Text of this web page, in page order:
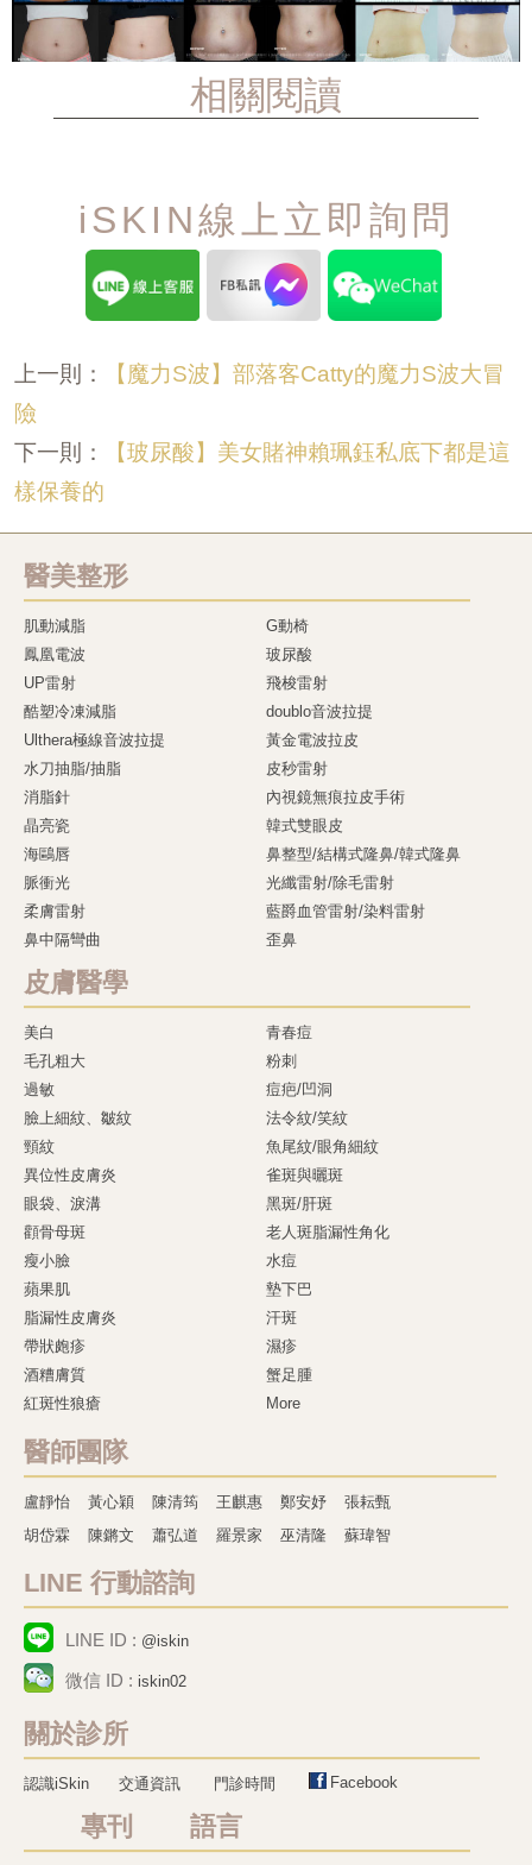
相關閱讀
iSKIN線上立即詢問
上一則：
【魔力S波】部落客Catty的魔力S波大冒
險
下一則：
【玻尿酸】美女賭神賴珮鈺私底下都是這
樣保養的
醫美整形
肌動減脂
G動椅
鳳凰電波
玻尿酸
UP雷射
飛梭雷射
酷塑冷凍減脂
doublo音波拉提
Ulthera極線音波拉提
黃金電波拉皮
水刀抽脂/抽脂
皮秒雷射
消脂針
內視鏡無痕拉皮手術
晶亮瓷
韓式雙眼皮
海鷗唇
鼻整型/結構式隆鼻/韓式隆鼻
脈衝光
光纖雷射/除毛雷射
柔膚雷射
藍爵血管雷射/染料雷射
鼻中隔彎曲
歪鼻
皮膚醫學
美白
青春痘
毛孔粗大
粉刺
過敏
痘疤/凹洞
臉上細紋、皺紋
法令紋/笑紋
頸紋
魚尾紋/眼角細紋
異位性皮膚炎
雀斑與曬斑
眼袋、淚溝
黑斑/肝斑
顴骨母斑
老人斑脂漏性角化
瘦小臉
水痘
蘋果肌
墊下巴
脂漏性皮膚炎
汗斑
帶狀皰疹
濕疹
酒糟膚質
蟹足腫
紅斑性狼瘡
More
醫師團隊
盧靜怡 黃心穎 陳清筠 王麒惠 鄭安妤
張耘甄
胡岱霖
陳鏘文 蕭弘道 羅景家 巫清隆 蘇瑋智
LINE 行動諮詢
LINE ID : @iskin
微信 ID : iskin02
關於診所
認識iSkin 交通資訊 門診時間 Facebook
專刊 語言